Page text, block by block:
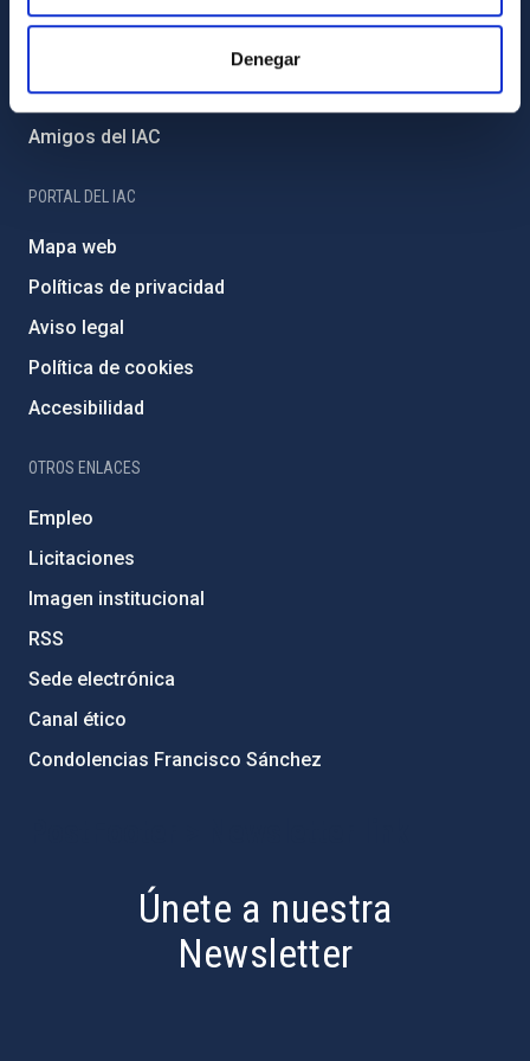
Denegar
Proyectos institucionales
Programa Severo Ochoa
Amigos del IAC
PORTAL DEL IAC
Mapa web
Políticas de privacidad
Aviso legal
Política de cookies
Accesibilidad
OTROS ENLACES
Empleo
Licitaciones
Imagen institucional
RSS
Sede electrónica
Canal ético
Condolencias Francisco Sánchez
Únete a nuestra
Newsletter